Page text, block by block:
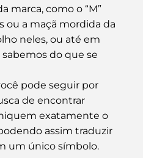
marca, como o “M”
ou a maçã mordida da
neles, ou até em
do que se
pode seguir por
de encontrar
exatamente o
assim traduzir
um único símbolo.